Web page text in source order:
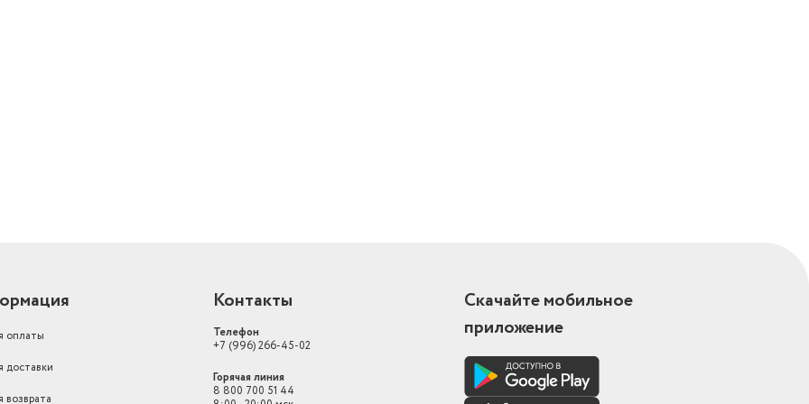
оплаты
доставки
возврата
Контакты
Телефон
+7 (996) 266-45-02
Горячая линия
8 800 700 51 44
Скачайте мобильное
приложение